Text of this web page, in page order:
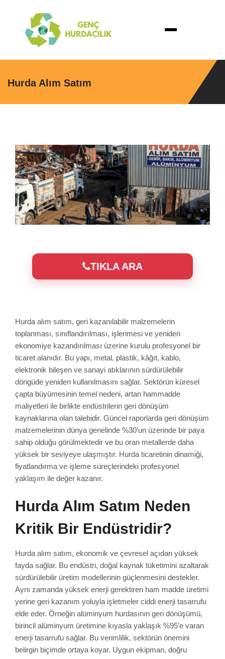
Hurda Alım Satım
TIKLA ARA
Hurda alım satım, geri kazanılabilir malzemelerin
toplanması, sınıflandırılması, işlenmesi ve yeniden
ekonomiye kazandırılması üzerine kurulu profesyonel bir
ticaret alanıdır. Bu yapı, metal, plastik, kâğıt, kablo,
elektronik bileşen ve sanayi atıklarının sürdürülebilir
döngüde yeniden kullanılmasını sağlar. Sektörün küresel
çapta büyümesinin temel nedeni, artan hammadde
maliyetleri ile birlikte endüstrilerin geri dönüşüm
kaynaklarına olan talebidir. Güncel raporlarda geri dönüşüm
malzemelerinin dünya genelinde %30’un üzerinde bir paya
sahip olduğu görülmektedir ve bu oran metallerde daha
yüksek bir seviyeye ulaşmıştır. Hurda ticaretinin dinamiği,
fiyatlandırma ve işleme süreçlerindeki profesyonel
yaklaşım ile değer kazanır.
Hurda Alım Satım Neden
Kritik Bir Endüstridir?
Hurda alım satım, ekonomik ve çevresel açıdan yüksek
fayda sağlar. Bu endüstri, doğal kaynak tüketimini azaltarak
sürdürülebilir üretim modellerinin güçlenmesini destekler.
Aynı zamanda yüksek enerji gerektiren ham madde üretimi
yerine geri kazanım yoluyla işletmeler ciddi enerji tasarrufu
elde eder. Örneğin alüminyum hurdasının geri dönüşümü,
birincil alüminyum üretimine kıyasla yaklaşık %95’e varan
enerji tasarrufu sağlar. Bu verimlilik, sektörün önemini
belirgin biçimde ortaya koyar. Uygun ekipman, doğru